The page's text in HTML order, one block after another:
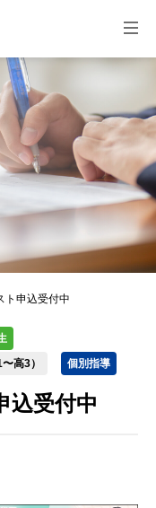
ト申込受付中
高3） 個別指導
込受付中